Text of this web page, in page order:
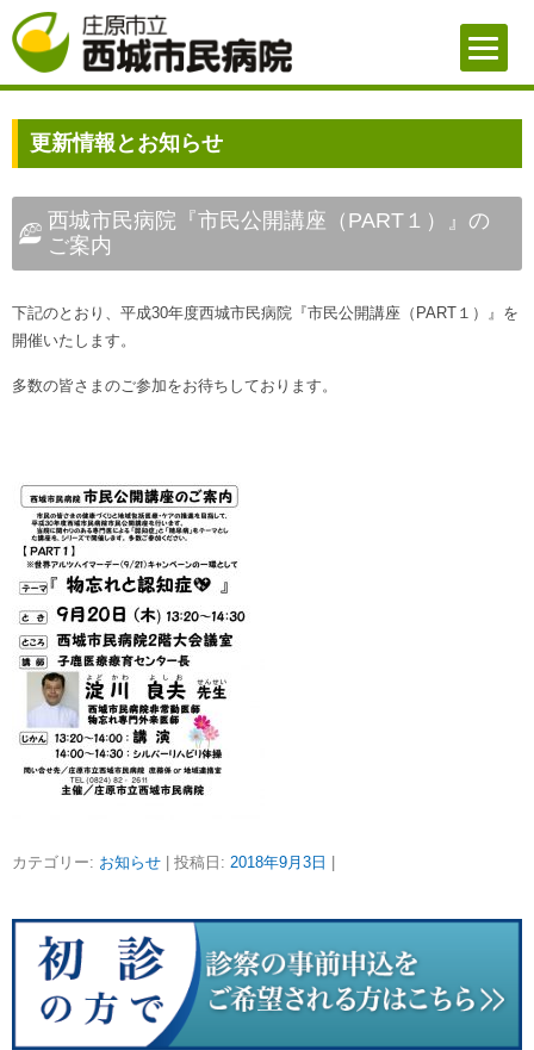
更新情報とお知らせ
西城市民病院『市民公開講座（PART１）』の
ご案内
下記のとおり、平成30年度西城市民病院『市民公開講座（PART１）』を
開催いたします。
多数の皆さまのご参加をお待ちしております。
カテゴリー: お知らせ | 投稿日: 2018年9月3日